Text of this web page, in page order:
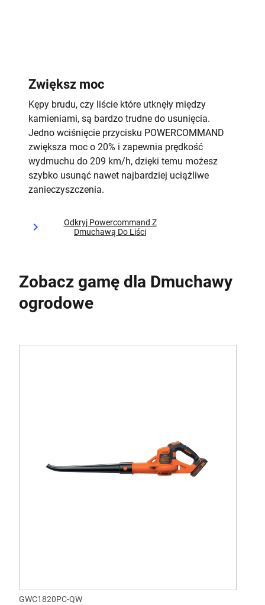
Zwiększ moc
Kępy brudu, czy liście które utknęły między
kamieniami, są bardzo trudne do usunięcia.
Jedno wciśnięcie przycisku POWERCOMMAND
zwiększa moc o 20% i zapewnia prędkość
wydmuchu do 209 km/h, dzięki temu możesz
szybko usunąć nawet najbardziej uciążliwe
zanieczyszczenia.
Odkryj Powercommand Z
Dmuchawą Do Liści
Zobacz gamę dla Dmuchawy
ogrodowe
GWC1820PC-QW